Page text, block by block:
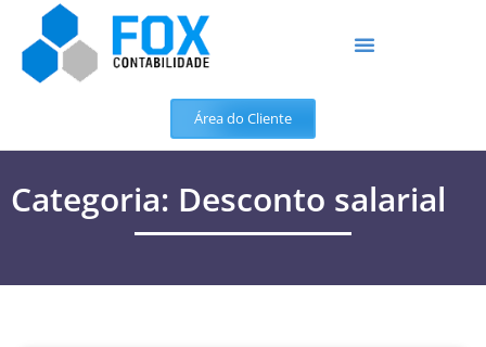
Área do Cliente
Categoria: Desconto salarial